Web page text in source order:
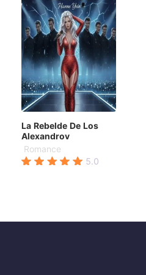
La Rebelde De Los
Alexandrov
Romance
5.0